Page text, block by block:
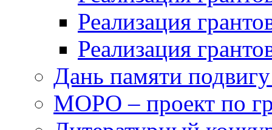
Реализация
Реализация
Дань памяти
МОРО – проект по